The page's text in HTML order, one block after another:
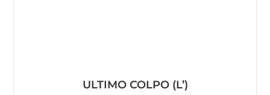
ULTIMO COLPO (L’)